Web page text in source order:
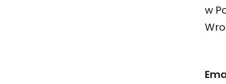
w